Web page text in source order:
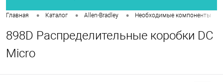
Главная • Каталог • Allen-Bradley • Необходимые компоненты
898D Распределительные коробки DC
Micro